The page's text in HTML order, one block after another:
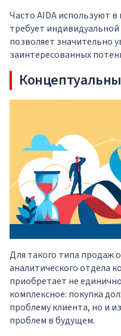
Часто AIDA используют
требует
позволяет значительно
заинтересованных
Для такого типа продаж
аналитического отдела
приобретает не
комплексное: покупка
проблему клиента, но и
проблем в будущем.